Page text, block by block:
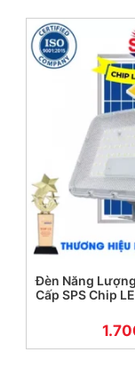
Đèn Năng
Cấp SPS Chip